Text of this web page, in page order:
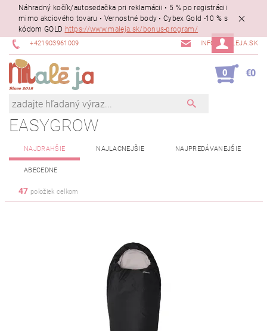
Náhradný kočík/autosedačka pri reklamácii • 5 % po registrácii
mimo akciového tovaru • Vernostné body • Cybex Gold -10 % s
kódom GOLD https://www.maleja.sk/bonus-program/
+421903961009 INFO@MALEJA.SK
0 €0
EASYGROW
NAJDRAHŠIE NAJLACNEJŠIE NAJPREDÁVANEJŠIE
ABECEDNE
47 položiek celkom